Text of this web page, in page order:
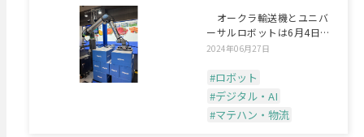
オークラ輸送機とユニバ
ーサルロボットは6月4日、
パートナーシップ契約を
2024年06月27日
#ロボット
#デジタル・AI
#マテハン・物流